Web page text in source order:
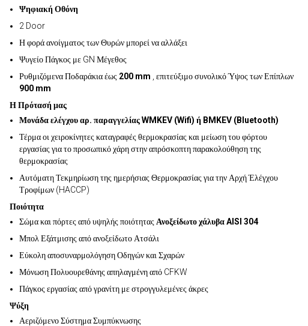
Ψηφιακή Οθόνη
2 Door
Η φορά ανοίγματος των Θυρών μπορεί να αλλάξει
Ψυγείο Πάγκος με GN Μέγεθος
Ρυθμιζόμενα Ποδαράκια έως 200 mm
, επιτεύξιμο συνολικό Ύψος των Επίπλων
900 mm
Η Πρότασή μας
Μονάδα ελέγχου αρ. παραγγελίας WMKEV (Wifi) ή BMKEV (Bluetooth)
Τέρμα οι χειροκίνητες καταγραφές θερμοκρασίας και μείωση του φόρτου
εργασίας για το προσωπικό χάρη στην απρόσκοπτη παρακολούθηση της
θερμοκρασίας
Αυτόματη Τεκμηρίωση της ημερήσιας Θερμοκρασίας για την Αρχή Έλέγχου
Τροφίμων (HACCP)
Ποιότητα
Σώμα και πόρτες από υψηλής ποιότητας Ανοξείδωτο χάλυβα AISI 304
Μπολ Εξάτμισης από ανοξείδωτο Ατσάλι
Εύκολη αποσυναρμολόγηση Οδηγών και Σχαρών
Μόνωση Πολυουρεθάνης απηλαγμένη από CFKW
Πάγκος εργασίας από γρανίτη με στρογγυλεμένες άκρες
Ψύξη
Αεριζόμενο Σύστημα Συμπύκνωσης